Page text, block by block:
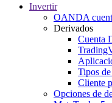
Invertir
OANDA
Derivados
Cuenta
Tipos
Cliente
Opciones de